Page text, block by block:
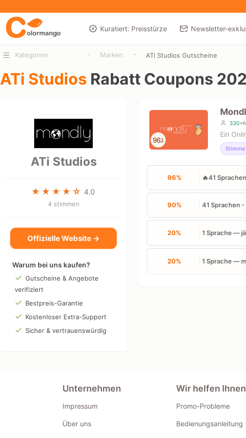
Kuratiert: Preisstürze Newsletter-
Kategorien - Marken - ATi Studios Gutscheine
ATi Studios Rabatt Coupons
ATi Studios
4.0
4 stimmen
Offizielle Website →
Warum bei uns kaufen?
Gutscheine & Angebote
verifiziert
Bestpreis-Garantie
Kostenloser Extra-Support
Sicher & vertrauenswürdig
Ein
Stimme
96% 🔥41
90% 41 Sprachen
20% 1 Sprache —
20% 1 Sprache —
Unternehmen
Impressum
Über uns
Wir helfen Ihnen
Promo-Probleme
Bedienungsanleitung